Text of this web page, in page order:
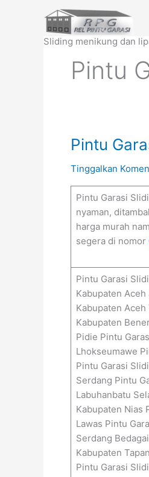
Sliding menikung dan
Pintu
Pintu
Tinggalkan
Pintu Garasi
nyaman,
harga murah
segera di nomor
Pintu Garasi
Kabupaten
Kabupaten
Kabupaten
Pidie Pintu
Lhokseumawe
Pintu Garasi
Serdang Pintu
Labuhanbatu
Kabupaten Nias
Lawas Pintu
Serdang
Kabupaten
Pintu Garasi
Pintu
Sliding
Surabaya